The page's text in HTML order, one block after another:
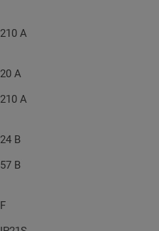
210 А
20 А
210 А
24 В
57 В
F